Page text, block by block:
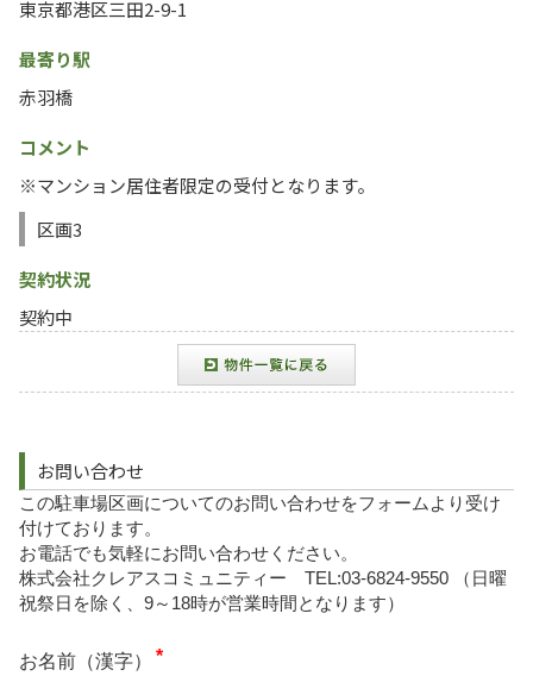
東京都港区三田2-9-1
最寄り駅
赤羽橋
コメント
※マンション居住者限定の受付となります。
区画3
契約状況
契約中
お問い合わせ